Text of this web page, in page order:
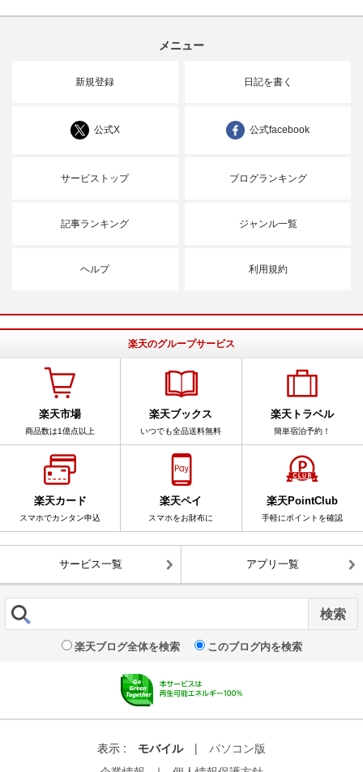
メニュー
新規登録 日記を書く
公式X 公式facebook
サービストップ ブログランキング
記事ランキング ジャンル一覧
ヘルプ 利用規約
楽天のグループサービス
楽天市場
商品数は1億点以上
楽天ブックス
いつでも全品送料無料
楽天トラベル
簡単宿泊予約！
楽天カード
スマホでカンタン申込
楽天ペイ
スマホをお財布に
楽天PointClub
手軽にポイントを確認
サービス一覧 アプリ一覧
楽天ブログ全体を検索 このブログ内を検索
表示 : モバイル |
パソコン版